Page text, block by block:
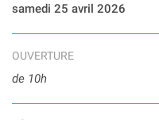
samedi 25 avril 2026
OUVERTURE
de 10h